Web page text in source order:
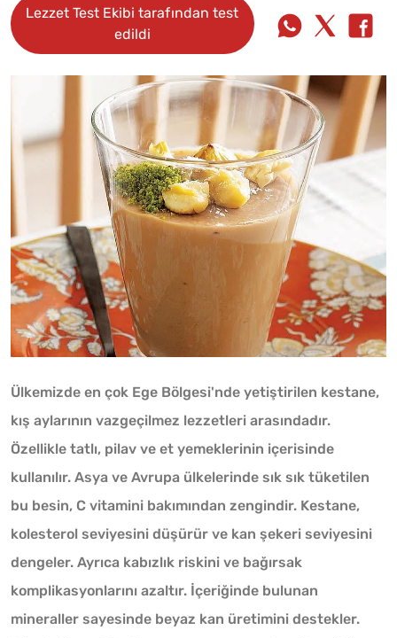
Lezzet Test Ekibi tarafından test
edildi
Ülkemizde en çok Ege Bölgesi'nde yetiştirilen kestane,
kış aylarının vazgeçilmez lezzetleri arasındadır.
Özellikle tatlı, pilav ve et yemeklerinin içerisinde
kullanılır. Asya ve Avrupa ülkelerinde sık sık tüketilen
bu besin, C vitamini bakımından zengindir. Kestane,
kolesterol seviyesini düşürür ve kan şekeri seviyesini
dengeler. Ayrıca kabızlık riskini ve bağırsak
komplikasyonlarını azaltır. İçeriğinde bulunan
mineraller sayesinde beyaz kan üretimini destekler.